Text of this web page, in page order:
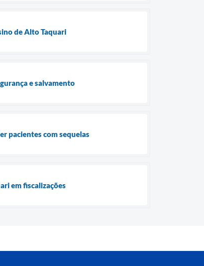
de Alto Taquari
e salvamento
pacientes com sequelas
em fiscalizações